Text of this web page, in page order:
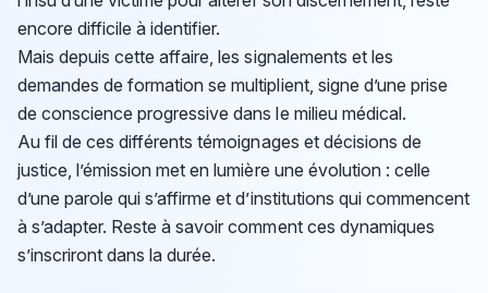
encore difficile à identifier.
Mais depuis cette affaire, les signalements et les
demandes de formation se multiplient, signe d’une prise
de conscience progressive dans le milieu médical.
Au fil de ces différents témoignages et décisions de
justice, l’émission met en lumière une évolution : celle
d’une parole qui s’affirme et d’institutions qui commencent
à s’adapter. Reste à savoir comment ces dynamiques
s’inscriront dans la durée.